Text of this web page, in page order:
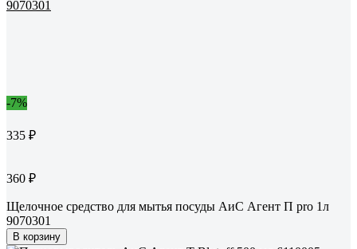
-7%
335 ₽
360 ₽
Щелочное средство для мытья посуды АиС Агент П pro 1л
9070301
В корзину